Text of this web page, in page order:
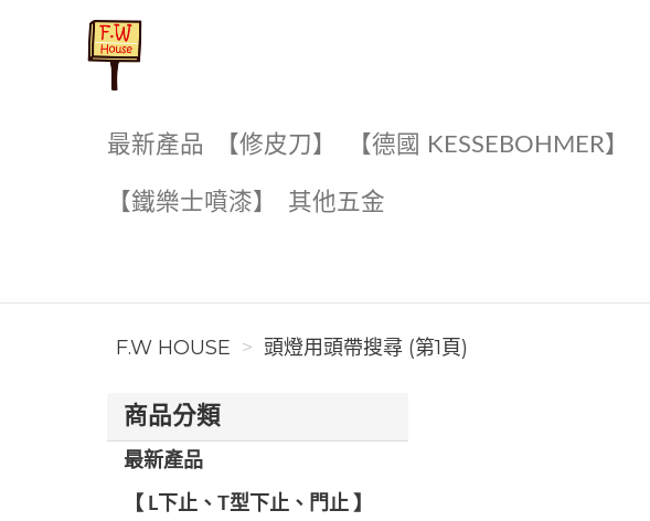
最新產品 【修皮刀】 【德國 KESSEBOHMER】
【鐵樂士噴漆】 其他五金
F.W HOUSE 頭燈用頭帶搜尋 (第1頁)
商品分類
最新產品
【 L下止、T型下止、門止 】